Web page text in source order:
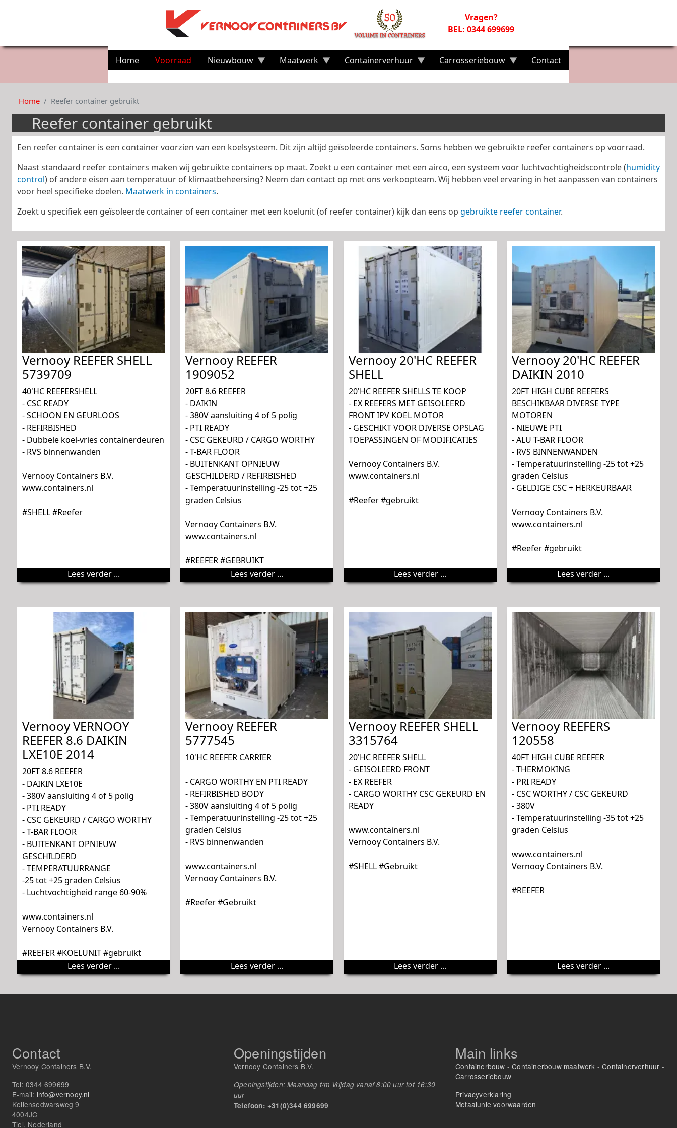
Vragen?
BEL: 0344 699699
Home Voorraad Nieuwbouw Maatwerk Containerverhuur Carrosseriebouw Contact
Home Reefer container gebruikt
Reefer container gebruikt
Een reefer container is een container voorzien van een koelsysteem. Dit zijn altijd geïsoleerde containers. Soms hebben we gebruikte reefer containers op voorraad.
Naast standaard reefer containers maken wij gebruikte containers op maat. Zoekt u een container met een airco, een systeem voor luchtvochtigheidscontrole (humidity
control) of andere eisen aan temperatuur of klimaatbeheersing? Neem dan contact op met ons verkoopteam. Wij hebben veel ervaring in het aanpassen van containers
voor heel specifieke doelen. Maatwerk in containers.
Zoekt u specifiek een geïsoleerde container of een container met een koelunit (of reefer container) kijk dan eens op gebruikte reefer container.
Vernooy REEFER SHELL
5739709
40'HC REEFERSHELL
- CSC READY
- SCHOON EN GEURLOOS
- REFIRBISHED
- Dubbele koel-vries containerdeuren
- RVS binnenwanden
Vernooy Containers B.V.
www.containers.nl
#SHELL #Reefer
Lees verder ...
Vernooy REEFER
1909052
20FT 8.6 REEFER
- DAIKIN
- 380V aansluiting 4 of 5 polig
- PTI READY
- CSC GEKEURD / CARGO WORTHY
- T-BAR FLOOR
- BUITENKANT OPNIEUW
GESCHILDERD / REFIRBISHED
- Temperatuurinstelling -25 tot +25
graden Celsius
Vernooy Containers B.V.
www.containers.nl
#REEFER #GEBRUIKT
Lees verder ...
Vernooy 20'HC REEFER
SHELL
20'HC REEFER SHELLS TE KOOP
- EX REEFERS MET GEISOLEERD
FRONT IPV KOEL MOTOR
- GESCHIKT VOOR DIVERSE OPSLAG
TOEPASSINGEN OF MODIFICATIES
Vernooy Containers B.V.
www.containers.nl
#Reefer #gebruikt
Lees verder ...
Vernooy 20'HC REEFER
DAIKIN 2010
20FT HIGH CUBE REEFERS
BESCHIKBAAR DIVERSE TYPE
MOTOREN
- NIEUWE PTI
- ALU T-BAR FLOOR
- RVS BINNENWANDEN
- Temperatuurinstelling -25 tot +25
graden Celsius
- GELDIGE CSC + HERKEURBAAR
Vernooy Containers B.V.
www.containers.nl
#Reefer #gebruikt
Lees verder ...
Vernooy VERNOOY
REEFER 8.6 DAIKIN
LXE10E 2014
20FT 8.6 REEFER
- DAIKIN LXE10E
- 380V aansluiting 4 of 5 polig
- PTI READY
- CSC GEKEURD / CARGO WORTHY
- T-BAR FLOOR
- BUITENKANT OPNIEUW
GESCHILDERD
- TEMPERATUURRANGE
-25 tot +25 graden Celsius
- Luchtvochtigheid range 60-90%
www.containers.nl
Vernooy Containers B.V.
#REEFER #KOELUNIT #gebruikt
Lees verder ...
Vernooy REEFER
5777545
10'HC REEFER CARRIER
- CARGO WORTHY EN PTI READY
- REFIRBISHED BODY
- 380V aansluiting 4 of 5 polig
- Temperatuurinstelling -25 tot +25
graden Celsius
- RVS binnenwanden
www.containers.nl
Vernooy Containers B.V.
#Reefer #Gebruikt
Lees verder ...
Vernooy REEFER SHELL
3315764
20'HC REEFER SHELL
- GEISOLEERD FRONT
- EX REEFER
- CARGO WORTHY CSC GEKEURD EN
READY
www.containers.nl
Vernooy Containers B.V.
#SHELL #Gebruikt
Lees verder ...
Vernooy REEFERS
120558
40FT HIGH CUBE REEFER
- THERMOKING
- PRI READY
- CSC WORTHY / CSC GEKEURD
- 380V
- Temperatuurinstelling -35 tot +25
graden Celsius
www.containers.nl
Vernooy Containers B.V.
#REEFER
Lees verder ...
Contact
Vernooy Containers B.V.
Tel: 0344 699699
E-mail: info@vernooy.nl
Kellensedwarsweg 9
4004JC
Tiel, Nederland
Openingstijden
Vernooy Containers B.V.
Openingstijden: Maandag t/m Vrijdag vanaf 8:00 uur tot 16:30
uur
Telefoon: +31(0)344 699699
Main links
Containerbouw -Containerbouw maatwerk -Containerverhuur -
Carrosseriebouw
Privacyverklaring
Metaalunie voorwaarden